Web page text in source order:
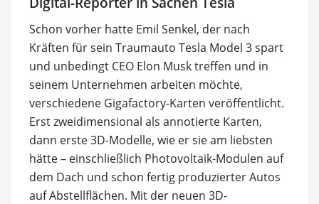
Schon vorher hatte Emil Senkel, der nach
Kräften für sein Traumauto Tesla Model 3 spart
und unbedingt CEO Elon Musk treffen und in
seinem Unternehmen arbeiten möchte,
verschiedene Gigafactory-Karten veröffentlicht.
Erst zweidimensional als annotierte Karten,
dann erste 3D-Modelle, wie er sie am liebsten
hätte – einschließlich Photovoltaik-Modulen auf
dem Dach und schon fertig produzierter Autos
auf Abstellflächen. Mit der neuen 3D-